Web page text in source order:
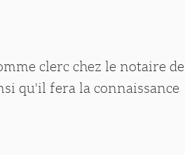
clerc chez le notaire de
qu'il fera la connaissance